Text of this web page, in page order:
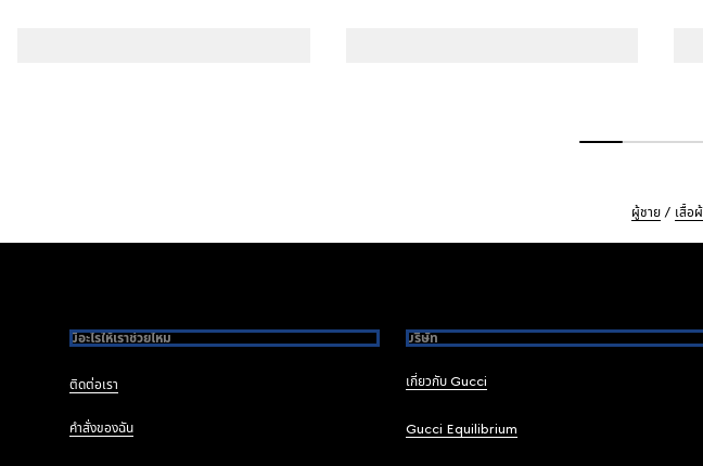
ผู้ชาย เสื้อ
มีอะไรให้เราช่วยไหม
ติดต่อเรา
คำสั่งของฉัน
บริษัท
เกี่ยวกับ Gucci
Gucci Equilibrium